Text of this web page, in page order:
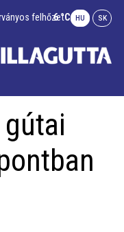
6 °C HU SK